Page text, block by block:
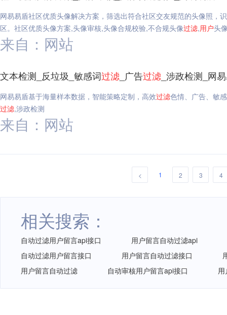
网易易盾社区优质头像解决方案，筛选出符合社区交友规范的头像照，
区。社区优质头像方案,头像审核,头像合规校验,不合规头像过滤,用户头
来自：网站
文本检测_反垃圾_敏感词过滤 _广告过滤 _涉政检测_网
网易易盾基于海量样本数据，智能策略定制，高效过滤色情、广告、敏
过滤,涉政检测
来自：网站
< 1 2 3 4
相关搜索：
自动过滤用户留言api接口
用户留言自动过滤api
自动过滤用户留言接口
用户留言自动过滤接口
用户留言自动过滤
自动审核用户留言api接口